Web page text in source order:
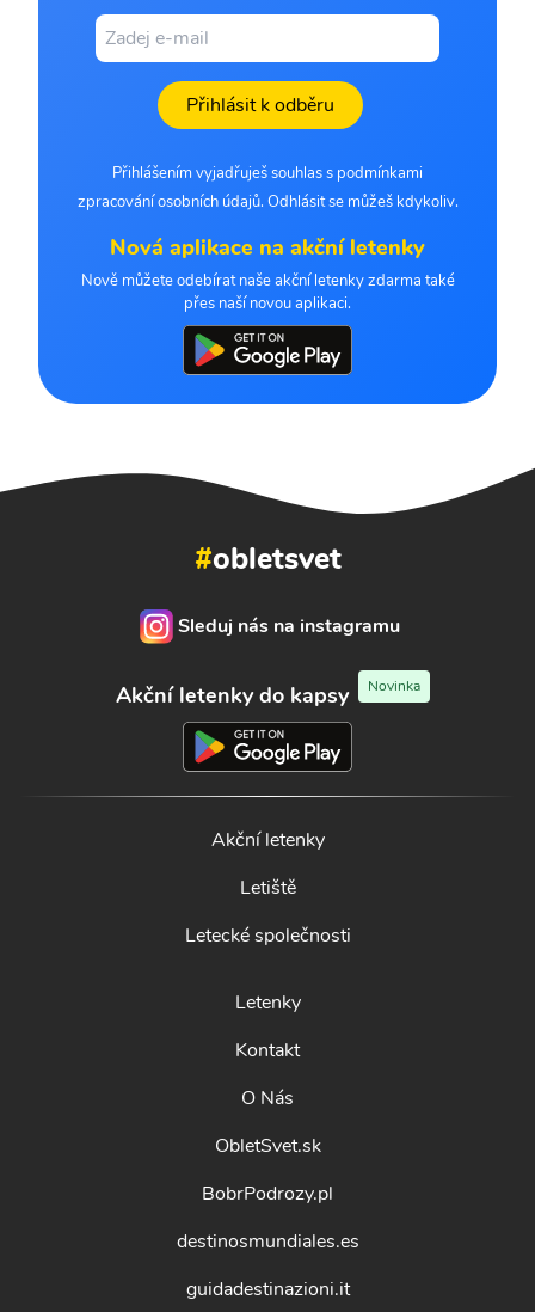
Přihlásit k odběru
Přihlášením vyjadřuješ souhlas s podmínkami
zpracování osobních údajů. Odhlásit se můžeš kdykoliv.
Nová aplikace na akční letenky
Nově můžete odebírat naše akční letenky zdarma také
přes naší novou aplikaci.
#obletsvet
Sleduj nás na instagramu
Akční letenky do kapsy Novinka
Akční letenky
Letiště
Letecké společnosti
Letenky
Kontakt
O Nás
ObletSvet.sk
BobrPodrozy.pl
destinosmundiales.es
guidadestinazioni.it